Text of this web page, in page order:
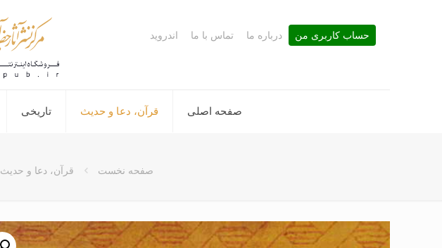
صفحه اصلی قرآن، دعا و حدیث تاریخی
حساب کاربری من درباره ما تماس با ما اندروید
صفحه نخست قرآن، دعا و حدیث